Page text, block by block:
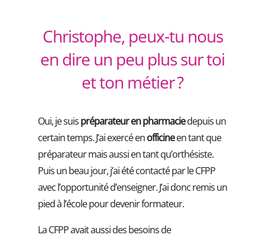
Christophe, peux-tu nous
en dire un peu plus sur toi
et ton métier ?
Oui, je suispréparateur en pharmaciedepuis un
certain temps. J’ai exercé enofficineen tant que
préparateur mais aussi en tant qu’orthésiste.
Puis un beau jour, j’ai été contacté par le CFPP
avec l’opportunité d’enseigner. J’ai donc remis un
pied à l’école pour devenir formateur.
La CFPP avait aussi des besoins de